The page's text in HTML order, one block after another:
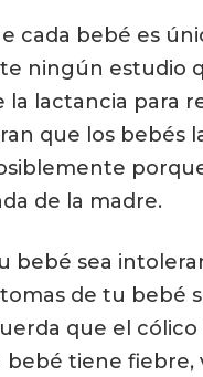
cada bebé es
ningún estudio
lactancia para
que los bebés
de la madre.
bebé sea
de tu bebé
que el
bebé tiene